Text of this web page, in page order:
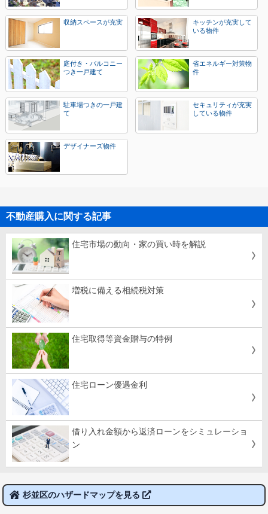
収納スペースが充実
キッチンが充実して
いる物件
庭付き・バルコニー
つき一戸建て
省エネルギー対策物
件
駐車場つきの一戸建
て
セキュリティが充実
している物件
デザイナーズ物件
不動産購入に関する記事
住宅市場の動向・家の買い時を解説
増税に備える相続税対策
住宅取得等資金贈与の特例
住宅ローン優遇金利
借り入れ金額から返済ローンをシミュレーショ
ン
杉並区のハザードマップを見る